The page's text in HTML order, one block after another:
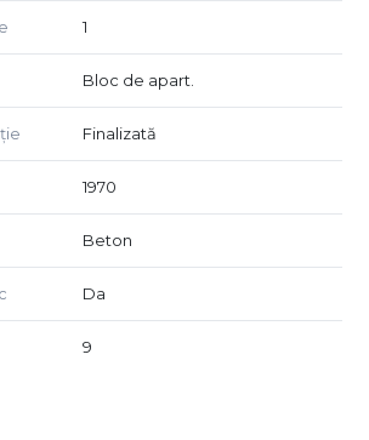
1
Bloc de apart.
Finalizată
1970
Beton
Da
9